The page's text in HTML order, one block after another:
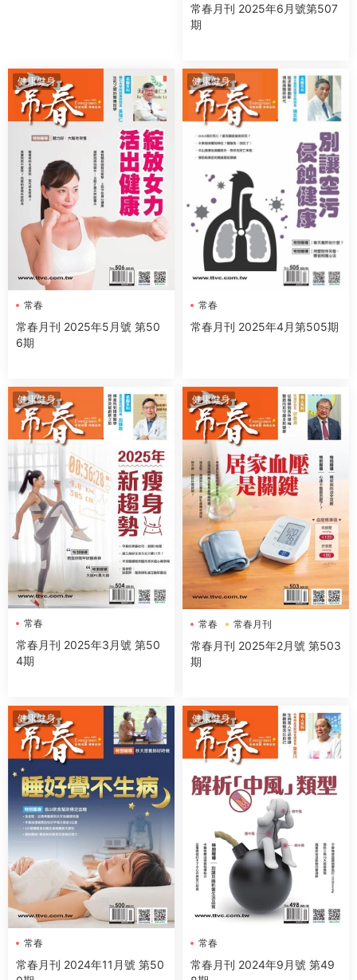
常春月刊 2025年6月號第507
期
健康健身
常春
常春月刊 2025年5月號 第50
6期
健康健身
常春
常春月刊 2025年4月第505期
健康健身
常春
常春月刊 2025年3月號 第50
4期
健康健身
常春 常春月刊
常春月刊 2025年2月號 第503
期
健康健身
常春
常春月刊 2024年11月號 第50
健康健身
常春
常春月刊 2024年9月號 第49